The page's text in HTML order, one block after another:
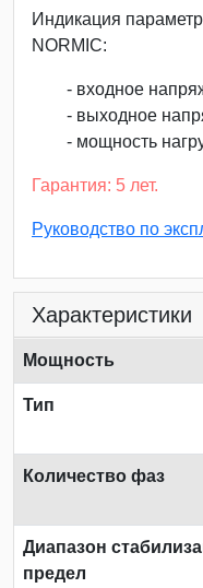
Индикация
NORMIC:
- входное
- выходное
- мощность
Гарантия: 5 лет.
Руководство по
Характеристики
Мощность
Тип
Количество фаз
Диапазон
предел